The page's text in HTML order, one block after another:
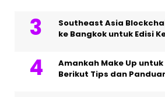
Southeast Asia
ke Bangkok untuk Edisi
Amankah Make Up
Berikut Tips dan